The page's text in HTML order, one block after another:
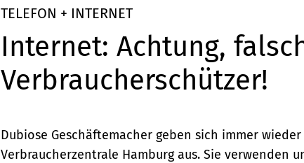
TELEFON + INTERNET
Internet: Achtung,
Verbraucherschützer!
Dubiose Geschäftemacher geben sich immer
Verbraucherzentrale Hamburg aus. Sie verwenden